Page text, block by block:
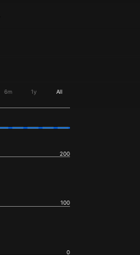
6m 1y All
0
100
200